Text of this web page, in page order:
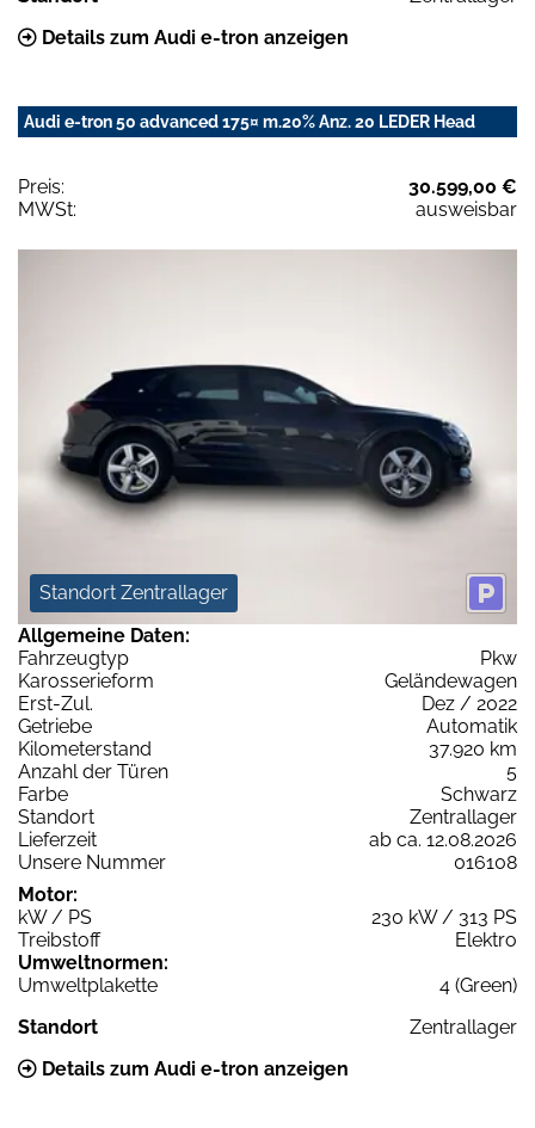
Details zum Audi e-tron anzeigen
Audi e-tron 50 advanced 175¤ m.20% Anz. 20 LEDER Head
Preis:
30.599,00 €
MWSt:
ausweisbar
Standort Zentrallager
Allgemeine Daten:
Fahrzeugtyp
Pkw
Karosserieform
Geländewagen
Erst-Zul.
Dez / 2022
Getriebe
Automatik
Kilometerstand
37.920 km
Anzahl der Türen
5
Farbe
Schwarz
Standort
Zentrallager
Lieferzeit
ab ca. 12.08.2026
Unsere Nummer
016108
Motor:
kW / PS
230 kW / 313 PS
Treibstoff
Elektro
Umweltnormen:
Umweltplakette
4 (Green)
Standort
Zentrallager
Details zum Audi e-tron anzeigen